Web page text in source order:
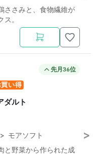
ささみと、食物繊維が
。
先月36位
買い得
ダルト
> モアソフト
と野菜から作られた成